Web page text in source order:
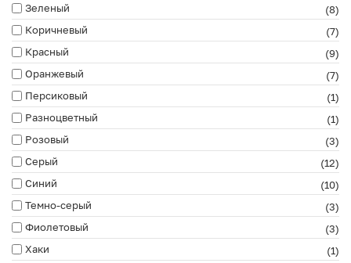
Зеленый
(8)
Коричневый
(7)
Красный
(9)
Оранжевый
(7)
Персиковый
(1)
Разноцветный
(1)
Розовый
(3)
Серый
(12)
Синий
(10)
Темно-серый
(3)
Фиолетовый
(3)
Хаки
(1)